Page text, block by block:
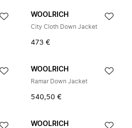
WOOLRICH
City Cloth Down Jacket
473 €
WOOLRICH
Ramar Down Jacket
540,50 €
WOOLRICH